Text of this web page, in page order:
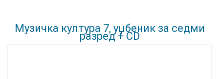
Музичка култура 7, уџбеник за седми
разред + CD